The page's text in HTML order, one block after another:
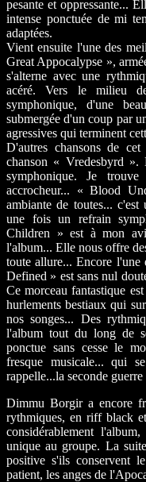
pesante et oppressante...
intense ponctuée de mi
adaptées.
Vient ensuite l'une des
Great Appocalypse »,
s'alterne avec une
acéré. Vers le milieu
symphonique, d'une
submergée d'un coup par
agressives qui terminent
D'autres chansons de
chanson « Vredesbyrd
symphonique. Je
accrocheur... « Blood
ambiante de toutes...
une fois un refrain
Children » est à mon
l'album... Elle nous offre
toute allure... Encore l'une
Defined » est sans nul
Ce morceau fantastique
hurlements bestiaux qui
nos songes... Des
l'album tout du long de
ponctue sans cesse le
fresque musicale... qui
rappelle...la seconde
Dimmu Borgir a encore
rythmiques, en riff black
considérablement
unique au groupe. La
positive s'ils conservent
patient, les anges de